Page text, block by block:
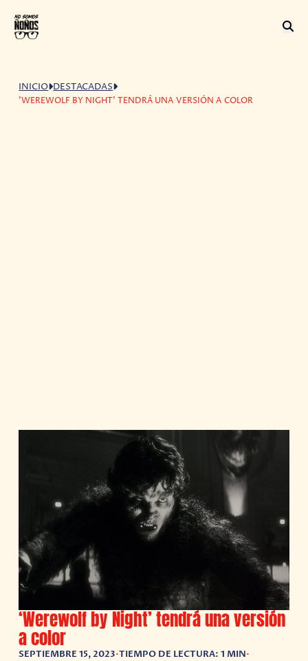
INICIO DESTACADAS
'WEREWOLF BY NIGHT' TENDRÁ UNA VERSIÓN A COLOR
‘Werewolf by Night’ tendrá una versión
a color
SEPTIEMBRE 15, 2023•TIEMPO DE LECTURA: 1 MIN•